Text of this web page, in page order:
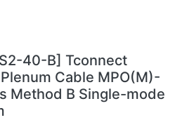
40-B] Tconnect
Cable MPO(M)-
Method B Single-mode